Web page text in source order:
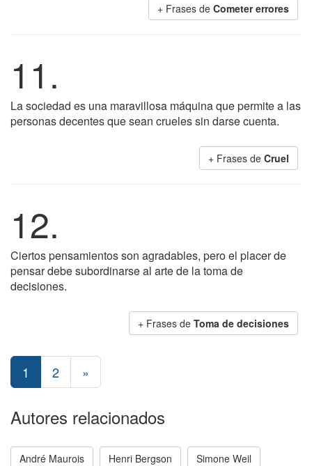
+ Frases de Cometer errores
11.
La sociedad es una maravillosa máquina que permite a las
personas decentes que sean crueles sin darse cuenta.
+ Frases de Cruel
12.
Ciertos pensamientos son agradables, pero el placer de
pensar debe subordinarse al arte de la toma de
decisiones.
+ Frases de Toma de decisiones
1 2 »
Autores relacionados
André Maurois Henri Bergson Simone Weil